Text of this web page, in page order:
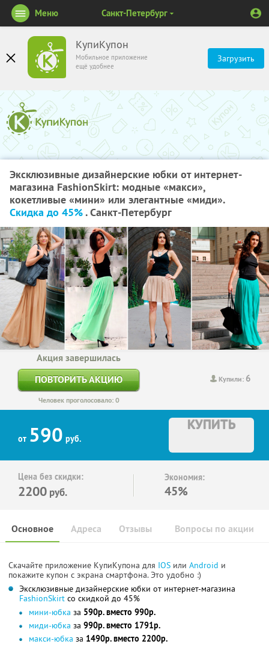
КупиКупон
Мобильное приложение
ещё удобнее
Загрузить
Меню Санкт-Петербург
Эксклюзивные дизайнерские юбки от интернет-
магазина FashionSkirt: модные «макси»,
кокетливые «мини» или элегантные «миди».
Скидка до 45%. Санкт-Петербург
Купили: 6
Акция завершилась
ПОВТОРИТЬ АКЦИЮ
Человек проголосовало: 0
от 590 руб.
КУПИТЬ
Цена без скидки:
2200 руб.
Экономия:
45%
Основное Отзывы Вопросы по акции
Адреса
Скачайте приложение КупиКупона для IOS или Android и
покажите купон с экрана смартфона. Это удобно :)
Эксклюзивные дизайнерские юбки от интернет-магазина
FashionSkirt со скидкой до 45%
мини-юбка за 590р. вместо 990р.
миди-юбка за 990р. вместо 1791р.
макси-юбка за 1490р. вместо 2200р.